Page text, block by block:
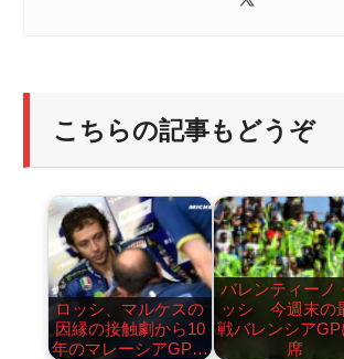
こちらの記事もどうぞ
ロッシ、マルケスの
因縁の接触劇から10
年のマレーシアGP…
バレンティーノ
ッシ 今週末の
戦バレンシアGP
席